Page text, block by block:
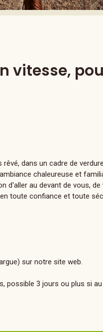
vitesse,
dans un cadre de
chaleureuse et
d'aller au devant de vous, de
toute confiance et toute
sur notre site web.
possible 3 jours ou plus si